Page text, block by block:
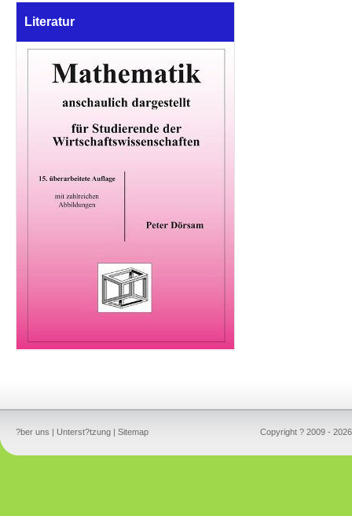
Literatur
?ber uns | Unterst?tzung | Sitemap Copyright ? 2009 -